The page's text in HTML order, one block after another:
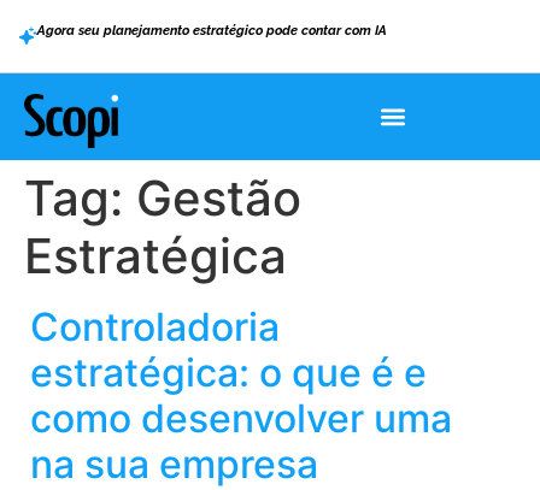
Agora seu planejamento estratégico pode contar com IA
Tag: Gestão
Estratégica
Controladoria
estratégica: o que é e
como desenvolver uma
na sua empresa